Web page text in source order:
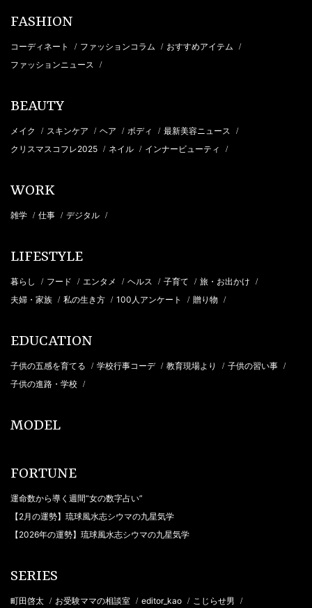
FASHION
コーディネート / ファッションコラム / おすすめアイテム /
ファッションニュース /
BEAUTY
メイク / スキンケア / ヘア / ボディ / 最新美容ニュース /
クリスマスコフレ2025 / ネイル / インナービューティ /
WORK
雑学 / 仕事 / デジタル /
LIFESTYLE
暮らし / フード / エンタメ / ヘルス / 子育て / 旅・お出かけ /
夫婦・家族 / 私の生き方 / 100人アンケート / 贈り物 /
EDUCATION
子供の五感を育てる / 学校行事コーデ / 教育現場より / 子供の習い事 /
子供の進路・学校 /
MODEL
FORTUNE
運命数から導く週間“女の数字占い”
【2月の運勢】琉球風水志シウマの九星気学
【2026年の運勢】琉球風水志シウマの九星気学
SERIES
町田啓太 / お受験ママの相談室 / editor_kao / こじらせ男 /